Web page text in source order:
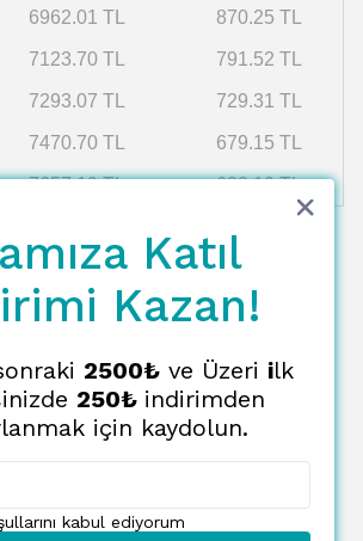
6962.01 TL 870.25 TL
7123.70 TL 791.52 TL
7293.07 TL 729.31 TL
7470.70 TL 679.15 TL
7657.19 TL 638.10 TL
yapılmamış.
Katıl
Kazan!
2500₺ve Üzeri ilk
250₺ indirimden
için kaydolun.
kabul ediyorum